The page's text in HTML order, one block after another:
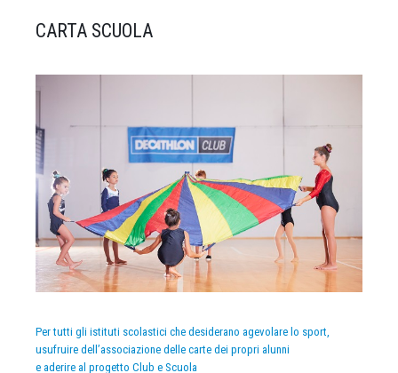
CARTA SCUOLA
Per tutti gli istituti scolastici che desiderano agevolare lo sport,
usufruire dell’associazione delle carte dei propri alunni
e aderire al progetto Club e Scuola